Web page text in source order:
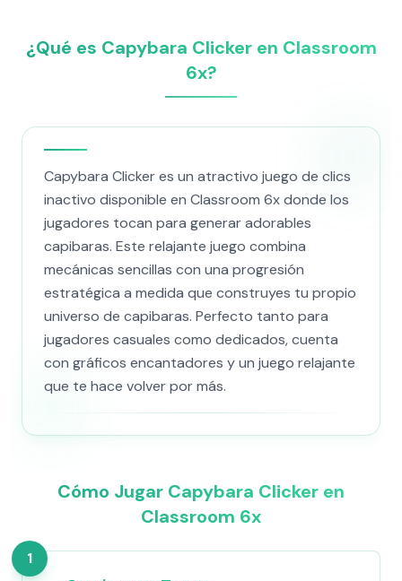
¿Qué es Capybara Clicker en Classroom
6x?
Capybara Clicker es un atractivo juego de clics
inactivo disponible en Classroom 6x donde los
jugadores tocan para generar adorables
capibaras. Este relajante juego combina
mecánicas sencillas con una progresión
estratégica a medida que construyes tu propio
universo de capibaras. Perfecto tanto para
jugadores casuales como dedicados, cuenta
con gráficos encantadores y un juego relajante
que te hace volver por más.
Cómo Jugar Capybara Clicker en
Classroom 6x
1